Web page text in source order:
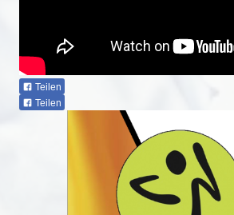
Teilen
Teilen